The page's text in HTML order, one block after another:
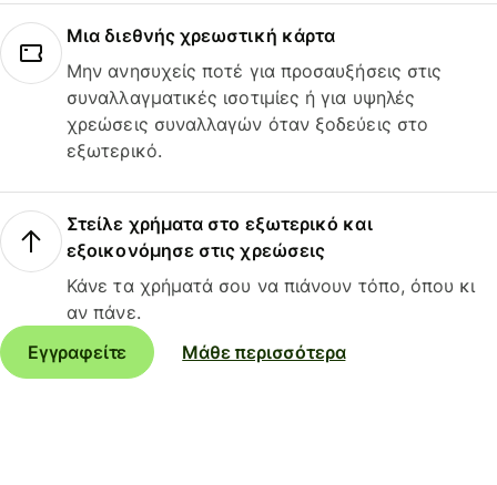
Μια διεθνής χρεωστική κάρτα
Μην ανησυχείς ποτέ για προσαυξήσεις στις
συναλλαγματικές ισοτιμίες ή για υψηλές
χρεώσεις συναλλαγών όταν ξοδεύεις στο
εξωτερικό.
Στείλε χρήματα στο εξωτερικό και
εξοικονόμησε στις χρεώσεις
Κάνε τα χρήματά σου να πιάνουν τόπο, όπου κι
αν πάνε.
Εγγραφείτε
Μάθε περισσότερα